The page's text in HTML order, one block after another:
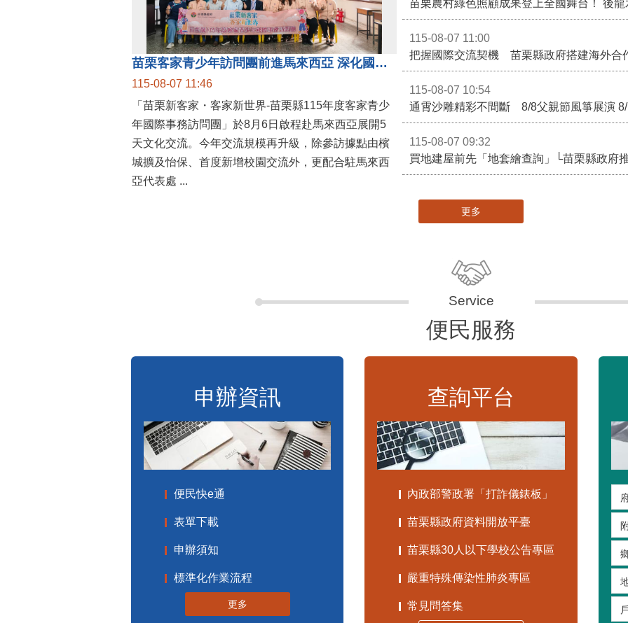
苗栗客家青少年訪問團前進馬來西亞 深化國際客家文化交流
115-08-07 11:46
「苗栗新客家・客家新世界-苗栗縣115年度客家青少
年國際事務訪問團」於8月6日啟程赴馬來西亞展開5
天文化交流。今年交流規模再升級，除參訪據點由檳
城擴及怡保、首度新增校園交流外，更配合駐馬來西
亞代表處 ...
115-08-07 11:00
115-08-07 10:54
通霄沙雕精彩不間斷 8/8父親節風箏展演
115-08-07 09:32
買地建屋前先「地套繪查詢」└苗栗縣政府
更多
便民服務
申辦資訊
便民快e通
表單下載
申辦須知
標準化作業流程
更多
查詢平台
內政部警政署「打詐儀錶板」
苗栗縣政府資料開放平臺
苗栗縣30人以下學校公告專區
嚴重特殊傳染性肺炎專區
常見問答集